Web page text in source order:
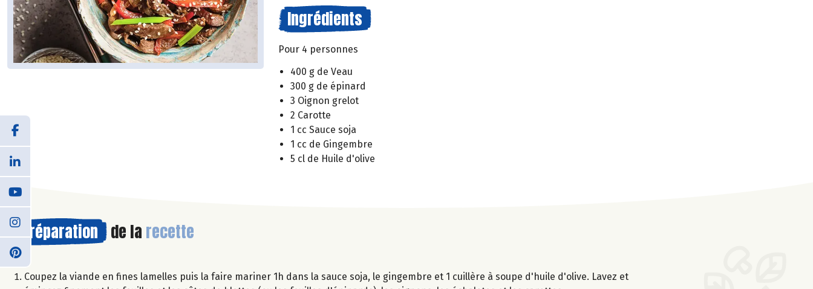
Ingrédients
Pour 4 personnes
400 g de Veau
300 g de épinard
3 Oignon grelot
2 Carotte
1 cc Sauce soja
1 cc de Gingembre
5 cl de Huile d'olive
Préparation de la recette
Coupez la viande en fines lamelles puis la faire mariner 1h dans la sauce soja, le gingembre et 1 cuillère à soupe d'huile d'olive. Lavez et